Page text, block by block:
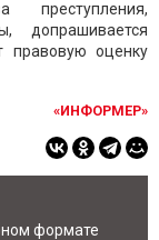
преступления,
допрашивается
правовую оценку
«ИНФОРМЕР»
формате